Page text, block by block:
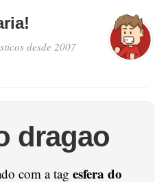
desde 2007
dragao
com a tag esfera do